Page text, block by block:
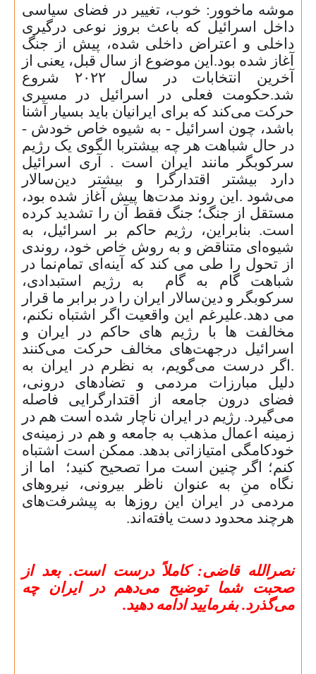
موشه ماخوور: خوب، تغییر در فضای سیاسی
داخل اسرائیل که باعث بروز نوعی درگیری
داخلی و اعتراض داخلی شده، پیش از جنگ
آغاز شده بود. این موضوع از سال قبل، یعنی از
آخرین انتخابات در سال۲۰۲۲ شروع
شد.حکومت فعلی در اسرائیل در مسیری
حرکت می‌کند که برای ایرانیان باید بسیار آشنا
باشد، چون اسرائیل - به شیوه خاص خودش -
در حال شباهت هر چه بیشتربا الگوی یک رژیم
سرکوبگر مانند ایران است . آری اسرائیل
دارد بیشتر اقتدارگرا و بیشتر دین‌سالار
می‌شود . این روند مدت‌ها پیش آغاز شده بود،
مستقل از جنگ؛ جنگ فقط آن را تشدید کرده
است. بنابراین، رژیم حاکم بر اسرائیل، به
شیوه‌ای متناقض و به روش خاص خود، روندی
از تحول را طی می کند که آینه‌ای تمام‌نما در
شباهت گام به گام به رژیم استبدادی،
سرکوبگر و دین‌سالار ایران را در برابر ما قرار
می دهد.علیرغم این واقعیت اگر اشتباه نکنم،
مخالفت ها با رژیم های حاکم در ایران و
اسرائیل درجهت‌های مخالف حرکت می‌کنند
. اگر درست می‌گویم، به نظرم در ایران به
دلیل مبارزات مردمی و تضادهای درونی،
فضای درون جامعه از اقتدارگرایی فاصله
می‌گیرد. رژیم در ایران ناچار شده است هم در
زمینه‌ اعمال مذهب به جامعه و هم در زمینه‌ی
خودکامگی امتیازاتی بدهد. ممکن است اشتباه
کنم؛ اگر چنین است مرا تصحیح کنید؛ اما از
نگاه منِ به عنوان ناظر بیرونی، نیروهای
مردمی در ایران این روزها به پیشرفت‌های
هرچند محدود دست یافته‌اند.
نصرالله قاضی: کاملاً درست است. بعد از
صحبت شما توضیح می‌دهم در ایران چه
می‌گذرد. بفرمایید ادامه دهید.